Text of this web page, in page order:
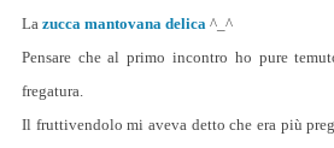
La zucca mantovana delica^_^
Pensare che al primo incontro ho pure
fregatura.
Il fruttivendolo mi aveva detto che era più